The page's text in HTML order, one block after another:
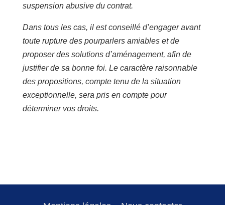
suspension abusive du contrat.
Dans tous les cas, il est conseillé d’engager avant
toute rupture des pourparlers amiables et de
proposer des solutions d’aménagement, afin de
justifier de sa bonne foi. Le caractère raisonnable
des propositions, compte tenu de la situation
exceptionnelle, sera pris en compte pour
déterminer vos droits.